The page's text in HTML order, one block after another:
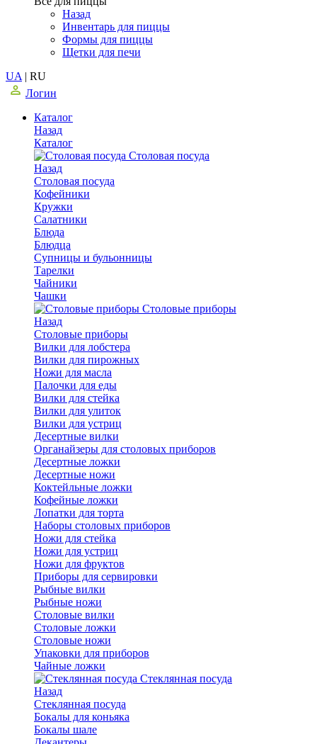
Назад
Инвентарь для пиццы
Формы для пиццы
Щетки для печи
UA | RU
Логин
Каталог
Назад
Каталог
Столовая посуда
Назад
Столовая посуда
Кофейники
Кружки
Салатники
Блюда
Блюдца
Супницы и бульонницы
Тарелки
Чайники
Чашки
Cтоловые приборы
Назад
Cтоловые приборы
Вилки для лобстера
Вилки для пирожных
Ножи для масла
Палочки для еды
Вилки для стейка
Вилки для улиток
Вилки для устриц
Десертные вилки
Органайзеры для столовых приборов
Десертные ложки
Десертные ножи
Коктейльные ложки
Кофейные ложки
Лопатки для торта
Наборы столовых приборов
Ножи для стейка
Ножи для устриц
Ножи для фруктов
Приборы для сервировки
Рыбные вилки
Рыбные ножи
Столовые вилки
Столовые ложки
Столовые ножи
Упаковки для приборов
Чайные ложки
Стеклянная посуда
Назад
Стеклянная посуда
Бокалы для коньяка
Бокалы шале